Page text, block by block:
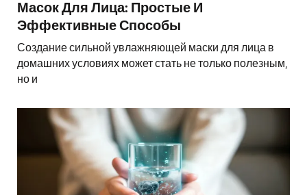
Масок Для Лица: Простые И
Эффективные Способы
Создание сильной увлажняющей маски для лица в
домашних условиях может стать не только полезным,
но и